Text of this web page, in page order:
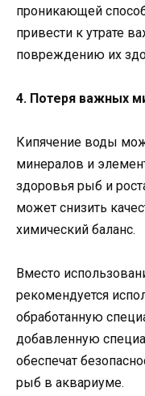
проникающей
привести к утрате
повреждению их
4. Потеря важных
Кипячение воды
минералов и
здоровья рыб и
может снизить
химический баланс.
Вместо
рекомендуется
обработанную
добавленную
обеспечат
рыб в аквариуме.